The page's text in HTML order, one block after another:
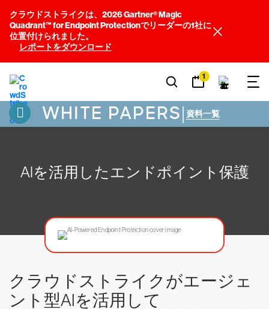
クラウドストライクは、2026 Gartner® Magic
Quadrant™ for Endpoint Protectionでリーダーの1社に
位置付けられました。
レポートをダウンロード
1
WHITE PAPERS| 資料一覧
AIを活用したエンドポイント保護
クラウドストライクがエージェ
ント型AIを活用して